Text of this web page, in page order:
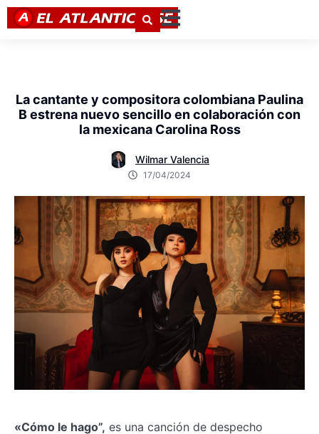
La cantante y compositora colombiana Paulina
B estrena nuevo sencillo en colaboración con
la mexicana Carolina Ross
Wilmar Valencia
17/04/2024
«Cómo le hago”, es una canción de despecho